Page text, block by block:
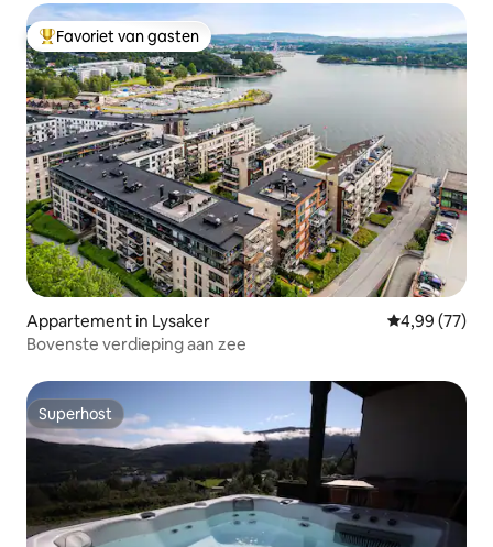
Topfavoriet van gasten
Favoriet van gasten
Appartement in Lysaker Gemiddelde
4,99 (77)
Bovenste verdieping aan zee
Superhost
Superhost